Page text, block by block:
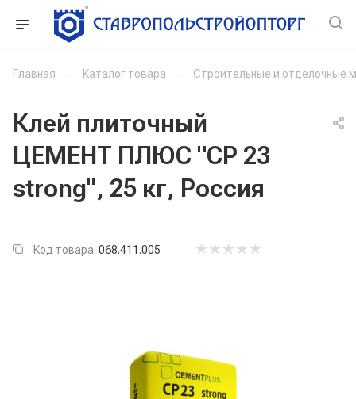
Главная — Каталог товара — Строительные и отделочные
Клей плиточный
ЦЕМЕНТ ПЛЮС "CP 23
strong", 25 кг, Россия
Код товара: 068.411.005